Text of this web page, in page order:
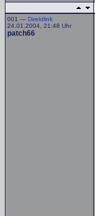
001 — Direktlink
24.01.2004, 21:48 Uhr
patch66